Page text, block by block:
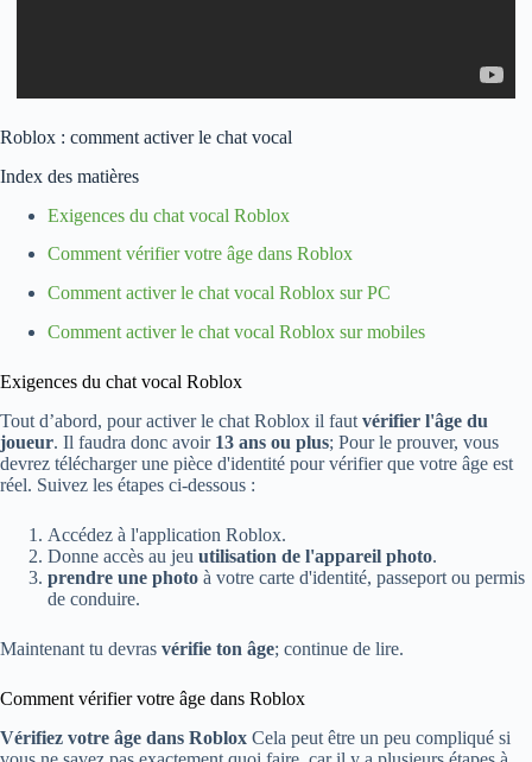
Roblox : comment activer le chat vocal
Index des matières
Exigences du chat vocal Roblox
Comment vérifier votre âge dans Roblox
Comment activer le chat vocal Roblox sur PC
Comment activer le chat vocal Roblox sur mobiles
Exigences du chat vocal Roblox
Tout d’abord, pour activer le chat Roblox il faut vérifier l'âge du
joueur. Il faudra donc avoir 13 ans ou plus; Pour le prouver, vous
devrez télécharger une pièce d'identité pour vérifier que votre âge est
réel. Suivez les étapes ci-dessous :
Accédez à l'application Roblox.
Donne accès au jeu utilisation de l'appareil photo.
prendre une photo à votre carte d'identité, passeport ou permis
de conduire.
Maintenant tu devras vérifie ton âge; continue de lire.
Comment vérifier votre âge dans Roblox
Vérifiez votre âge dans Roblox Cela peut être un peu compliqué si